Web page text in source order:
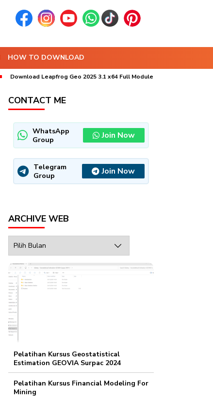
HOW TO DOWNLOAD
Download Leapfrog Geo 2025 3.1 x64 Full Module
CONTACT ME
WhatsApp
Group
Join Now
Telegram
Group
Join Now
ARCHIVE WEB
Web
Pelatihan Kursus Geostatistical
Estimation GEOVIA Surpac 2024
Pelatihan Kursus Financial Modeling For
Mining